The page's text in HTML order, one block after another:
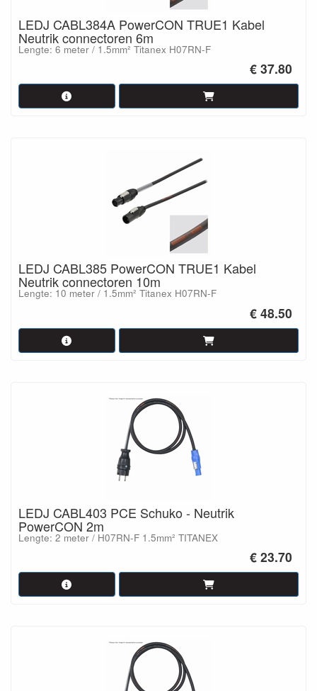
LEDJ CABL384A PowerCON TRUE1 Kabel
Neutrik connectoren 6m
Lengte: 6 meter / 1.5mm² Titanex H07RN-F
€ 37.80
LEDJ CABL385 PowerCON TRUE1 Kabel
Neutrik connectoren 10m
Lengte: 10 meter / 1.5mm² Titanex H07RN-F
€ 48.50
LEDJ CABL403 PCE Schuko - Neutrik
PowerCON 2m
Lengte: 2 meter / H07RN-F 1.5mm² TITANEX
€ 23.70